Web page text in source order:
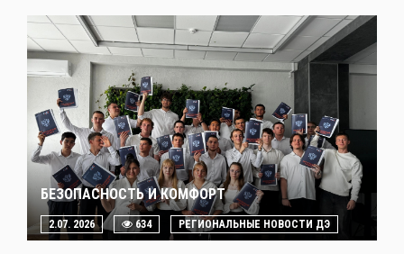
БЕЗОПАСНОСТЬ И КОМФОРТ
2.07. 2026 634 РЕГИОНАЛЬНЫЕ НОВОСТИ ДЭ